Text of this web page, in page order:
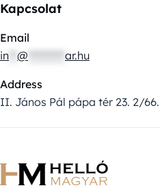
Kapcsolat
Email
in @ ar.hu
Address
II. János Pál pápa tér 23. 2/